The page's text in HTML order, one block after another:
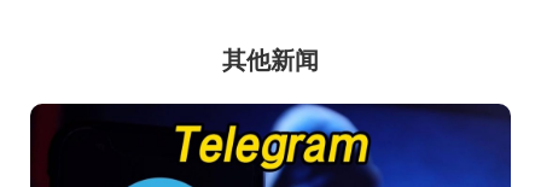
其他新闻